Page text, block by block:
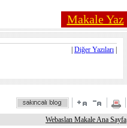
Makale Yaz
Diğer Yazıları
Webaslan Makale Ana Sayfa